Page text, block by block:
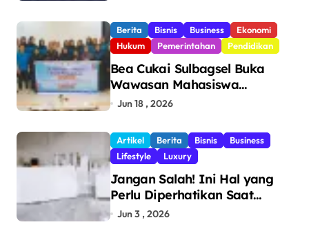
Berita Bisnis Business
Ekonomi
Hukum
Pemerintahan Pendidikan
Bea Cukai Sulbagsel Buka
Wawasan Mahasiswa
Politeknik Bosowa tentang
dan Pencegahan Barang
Ilegal
Jun 18 , 2026
Artikel Berita Bisnis
Business
Lifestyle
Luxury
Jangan Salah! Ini Hal yang
Perlu Diperhatikan Saat
Pasang Big Slab
Jun 3 , 2026